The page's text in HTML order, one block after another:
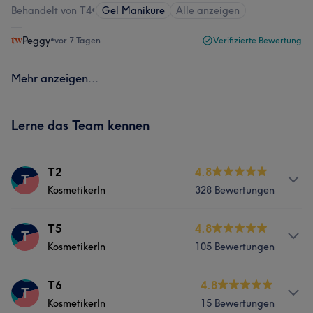
Behandelt von T4• Gel Maniküre Alle anzeigen
Peggy•vor 7 Tagen Verifizierte Bewertung
Mehr anzeigen...
Lerne das Team kennen
T T2
KosmetikerIn
4.8
328 Bewertungen
Services
Was unsere Kunden über T2 sagen
T T5
KosmetikerIn
4.8
105 Bewertungen
Services
T T6
KosmetikerIn
4.8
15 Bewertungen